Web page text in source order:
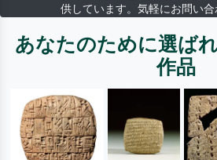
供しています。気軽にお問い合
あなたのために選ば
作品